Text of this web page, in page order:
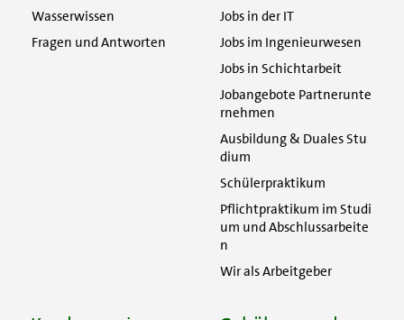
Wasserwissen
Fragen und Antworten
Jobs in der IT
Jobs im Ingenieurwesen
Jobs in Schichtarbeit
Jobangebote Partnerunte
rnehmen
Ausbildung & Duales Stu
dium
Schülerpraktikum
Pflichtpraktikum im Studi
um und Abschlussarbeite
n
Wir als Arbeitgeber